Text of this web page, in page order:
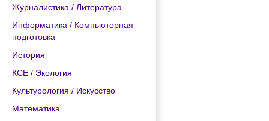
Журналистика / Литература
Информатика / Компьютерная
подготовка
История
КСЕ / Экология
Культурология / Искусство
Математика